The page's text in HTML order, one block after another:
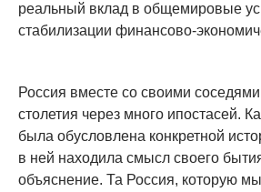
реальный вклад в общемировые
стабилизации финансово-
Россия вместе со своими
столетия через много ипостасей.
была обусловлена конкретной
в ней находила смысл своего
объяснение. Та Россия, которую